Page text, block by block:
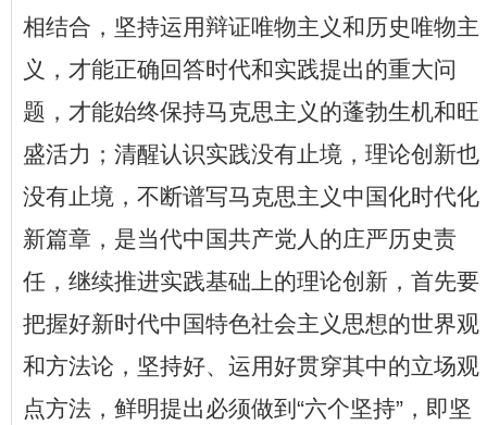
相结合，坚持运用辩证唯物主义和历史唯物主
义，才能正确回答时代和实践提出的重大问
题，才能始终保持马克思主义的蓬勃生机和旺
盛活力；清醒认识实践没有止境，理论创新也
没有止境，不断谱写马克思主义中国化时代化
新篇章，是当代中国共产党人的庄严历史责
任，继续推进实践基础上的理论创新，首先要
把握好新时代中国特色社会主义思想的世界观
和方法论，坚持好、运用好贯穿其中的立场观
点方法，鲜明提出必须做到 “六个坚持” ，即坚